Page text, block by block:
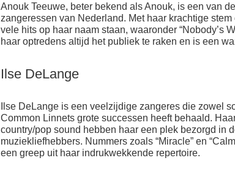
Anouk Teeuwe, beter bekend als Anouk, is een van
zangeressen van Nederland. Met haar krachtige
vele hits op haar naam staan, waaronder “Nobody’s
haar optredens altijd het publiek te raken en is een
Ilse DeLange
Ilse DeLange is een veelzijdige zangeres die zowel
Common Linnets grote successen heeft behaald.
country/pop sound hebben haar een plek bezorgd in
muziekliefhebbers. Nummers zoals “Miracle” en
een greep uit haar indrukwekkende repertoire.